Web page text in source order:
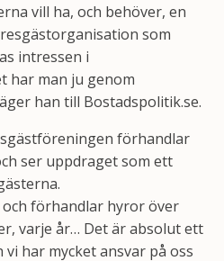
vill ha, och behöver, en
som
intressen i
har man ju genom
han till Bostadspolitik.se.
förhandlar
ser uppdraget som ett
förhandlar hyror över
varje år… Det är absolut ett
har mycket ansvar på oss